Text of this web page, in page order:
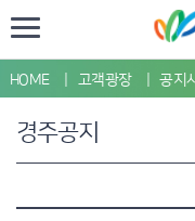
HOME 고객광장 공지
경주공지